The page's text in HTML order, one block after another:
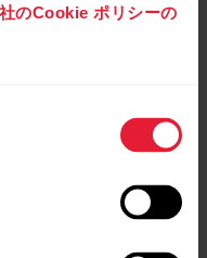
のCookie ポリシーの